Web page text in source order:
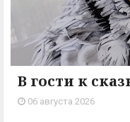
В гости к
06 августа 2026